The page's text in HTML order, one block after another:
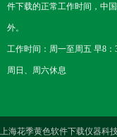
件下载的正常工作时间，中
外。
工作时间：周一至周五 早8：
周日、周六休息
上海花季黄色软件下载仪器科技